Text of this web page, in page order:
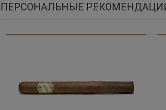
ПЕРСОНАЛЬНЫЕ